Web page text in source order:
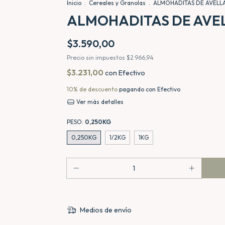
Inicio . Cereales y Granolas . ALMOHADITAS DE
ALMOHADITAS DE
$3.590,00
Precio sin impuestos $2.966,94
$3.231,00 con Efectivo
10% de descuento pagando con Efectivo
Ver más detalles
PESO: 0,250KG
0,250KG 1/2KG 1KG
Medios de envío